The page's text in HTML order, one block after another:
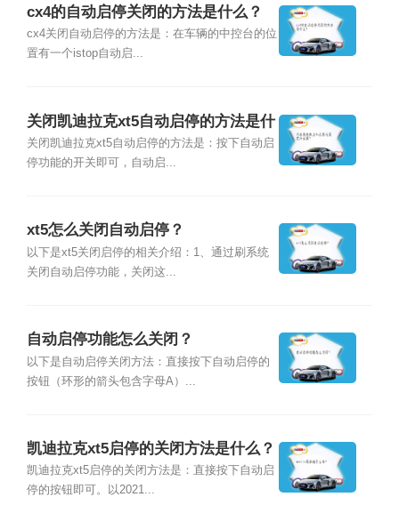
cx4的自动启停关闭的方法是什么？
cx4关闭自动启停的方法是：在车辆的中控台的位
置有一个istop自动启...
关闭凯迪拉克xt5自动启停的方法是什
么？
关闭凯迪拉克xt5自动启停的方法是：按下自动启
停功能的开关即可，自动启...
xt5怎么关闭自动启停？
以下是xt5关闭启停的相关介绍：1、通过刷系统
关闭自动启停功能，关闭这...
自动启停功能怎么关闭？
以下是自动启停关闭方法：直接按下自动启停的
按钮（环形的箭头包含字母A）...
凯迪拉克xt5启停的关闭方法是什么？
凯迪拉克xt5启停的关闭方法是：直接按下自动启
停的按钮即可。以2021...